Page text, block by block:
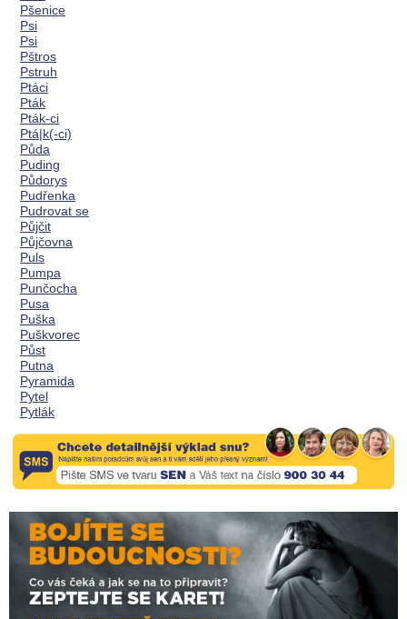
Pšenice
Psi
Psi
Pštros
Pstruh
Ptáci
Pták
Pták-ci
Ptá|k(-ci)
Půda
Puding
Půdorys
Pudřenka
Pudrovat se
Půjčit
Půjčovna
Puls
Pumpa
Punčocha
Pusa
Puška
Puškvorec
Půst
Putna
Pyramida
Pytel
Pytlák